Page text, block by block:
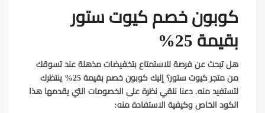
كوبون خصم كيوت ستور
بقيمة 25%
هل تبحث عن فرصة للاستمتاع بتخفيضات مذهلة عند تسوقك
من متجر كيوت ستور؟ إليك كوبون خصم بقيمة 25% ينتظرك
لتستفيد منه. دعنا نلقي نظرة على الخصومات التي يقدمها هذا
الكود الخاص وكيفية الاستفادة منه: